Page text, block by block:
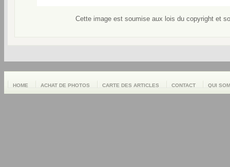
Cette image est soumise aux lois du copyright et
HOME ACHAT DE PHOTOS CARTE DES ARTICLES CONTACT QUI